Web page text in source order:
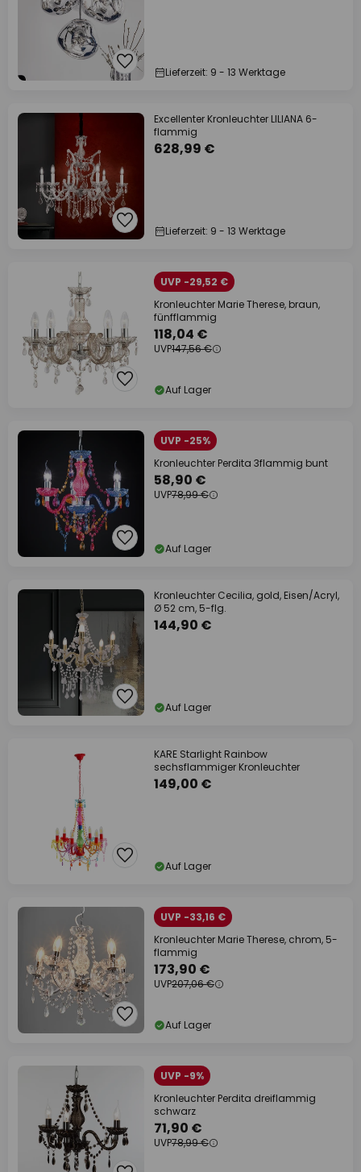
Lieferzeit: 9 - 13 Werktage
Excellenter Kronleuchter LILIANA 6-
flammig
628,99 €
Lieferzeit: 9 - 13 Werktage
UVP -29,52 €
Kronleuchter Marie Therese, braun,
fünfflammig
118,04 €
UVP147,56 €
Auf Lager
UVP -25%
Kronleuchter Perdita 3flammig bunt
58,90 €
UVP78,99 €
Auf Lager
Kronleuchter Cecilia, gold, Eisen/Acryl,
Ø 52 cm, 5-flg.
144,90 €
Auf Lager
KARE Starlight Rainbow
sechsflammiger Kronleuchter
149,00 €
Auf Lager
UVP -33,16 €
Kronleuchter Marie Therese, chrom, 5-
flammig
173,90 €
UVP207,06 €
Auf Lager
UVP -9%
Kronleuchter Perdita dreiflammig
schwarz
71,90 €
UVP78,99 €